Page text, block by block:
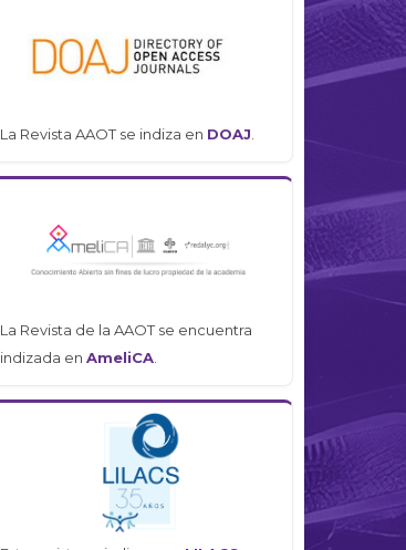
La Revista AAOT se indiza en DOAJ.
La Revista de la AAOT se encuentra
indizada en AmeliCA.